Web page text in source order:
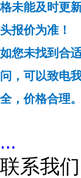
格未能及时更
头报价为准！
如您未找到合
问，可以致电
全，价格合理。
...
联系我们